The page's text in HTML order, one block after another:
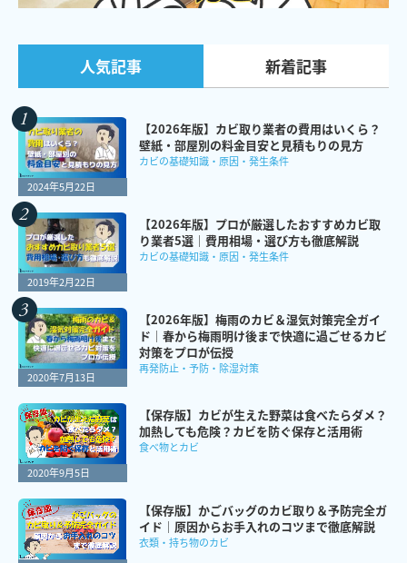
人気記事 新着記事
2024年5月22日
【2026年版】カビ取り業者の費用はいくら？
壁紙・部屋別の料金目安と見積もりの見方
カビの基礎知識・原因・発生条件
2019年2月22日
【2026年版】プロが厳選したおすすめカビ取
り業者5選｜費用相場・選び方も徹底解説
カビの基礎知識・原因・発生条件
2020年7月13日
【2026年版】梅雨のカビ＆湿気対策完全ガイ
ド｜春から梅雨明け後まで快適に過ごせるカビ
対策をプロが伝授
再発防止・予防・除湿対策
2020年9月5日
【保存版】カビが生えた野菜は食べたらダメ？
加熱しても危険？カビを防ぐ保存と活用術
食べ物とカビ
【保存版】かごバッグのカビ取り＆予防完全ガ
イド｜原因からお手入れのコツまで徹底解説
衣類・持ち物のカビ